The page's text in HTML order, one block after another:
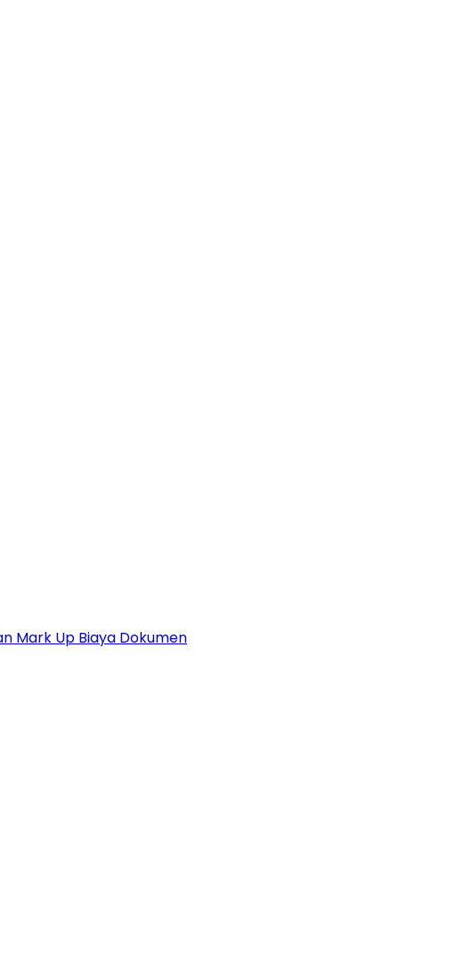
Mark Up Biaya Dokumen